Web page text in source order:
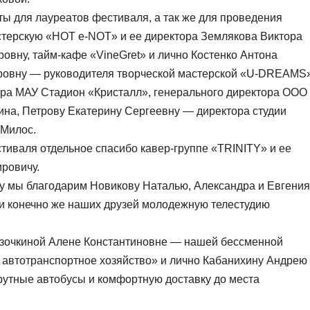
для лауреатов фестиваля, а так же для проведения
«HOT e-NOT» и ее директора Землякова Виктора
тайм-кафе «VineGret» и лично Костенко Антона
— руководителя творческой мастерской «U-
МАУ Стадион «Кристалл», генерального директора ООО
Петрову Екатерину Сергеевну — директора студии
отдельное спасибо кавер-группе «TRINITY» и ее
мы благодарим Новикову Наталью, Александра и Евгения
конечно же наших друзей молодежную телестудию
Алене Константиновне — нашей бессменной
хозяйство» и лично Кабанихину Андрею
автобусы и комфортную доставку до места